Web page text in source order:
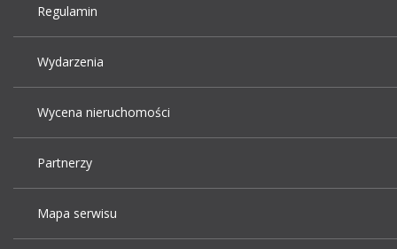
Regulamin
Wydarzenia
Wycena nieruchomości
Partnerzy
Mapa serwisu